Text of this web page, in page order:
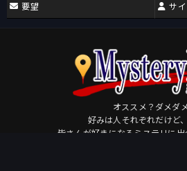
要望
サ
オススメ？ダメダ
好みは人それぞれだけど
皆さんが好きになるミステリに出